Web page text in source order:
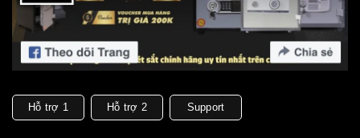
Hỗ trợ 1 Hỗ trợ 2 Support